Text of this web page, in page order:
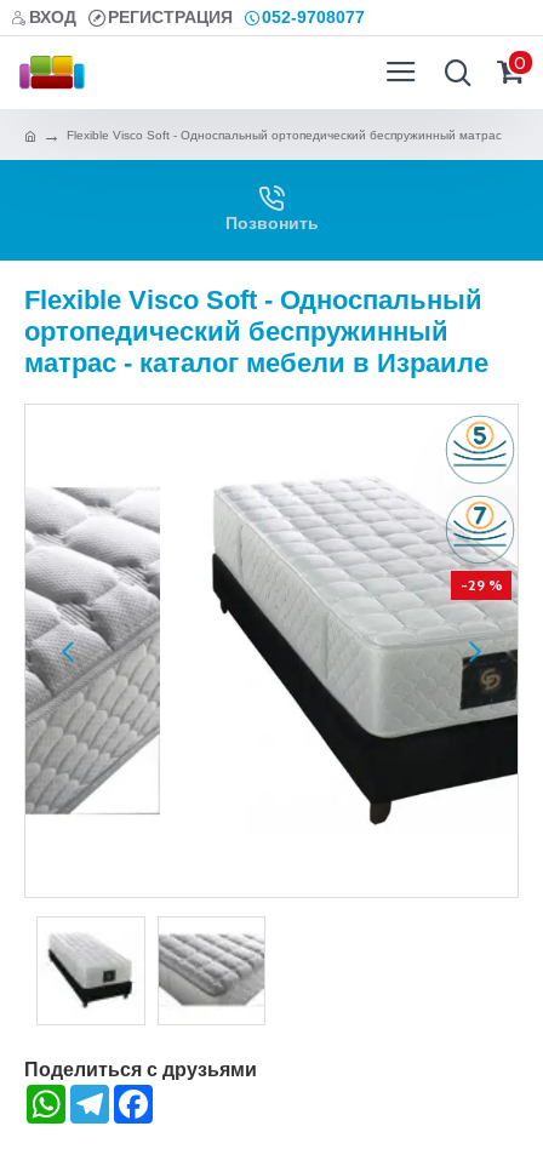
ВХОД РЕГИСТРАЦИЯ 052-9708077
0
Flexible Visco Soft - Односпальный ортопедический беспружинный матрас
Позвонить
Flexible Visco Soft - Односпальный
ортопедический беспружинный
матрас - каталог мебели в Израиле
-29 %
Поделиться с друзьями
WhatsAppTelegram